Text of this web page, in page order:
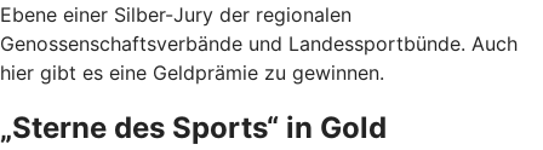
Ebene einer Silber-Jury der regionalen
Genossenschaftsverbände und Landessportbünde. Auch
hier gibt es eine Geldprämie zu gewinnen.
„Sterne des Sports“ in Gold